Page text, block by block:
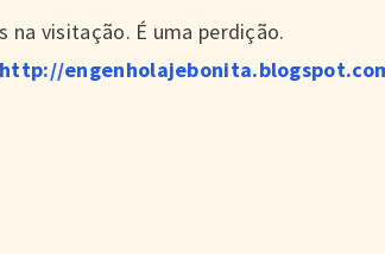
visitação. É uma perdição.
http://